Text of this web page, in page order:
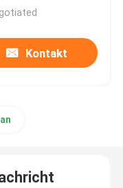
Kontakt